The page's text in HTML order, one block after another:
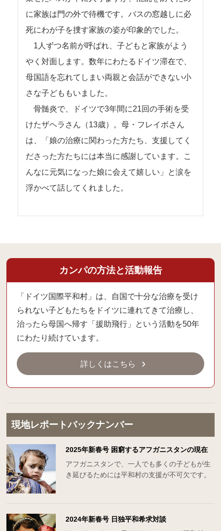
に家族は門の外で待機です。バスの窓越しに必
死にわが子を捜す家族の姿が印象的でした。
1人ずつ名前が呼ばれ、子どもと家族がよう
やく対面します。数年にわたるドイツ滞在で、
母国語を忘れてしまい両親と会話ができない小
さな子どももいました。
骨髄炎で、ドイツで3年間に21回の手術を受
けたザヘラさん（13歳）。母・フレイボさん
は、「娘の治療に関わった方たち、支援してく
ださった方たちには本当に感謝しています。こ
んなに元気になった娘に会えて嬉しい」と涙を
浮かべて話してくれました。
カンパの方法と活動報告
「ドイツ国際平和村」は、自国で十分な治療を受け
られない子どもたちをドイツに連れてきて治療し、
治ったら母国へ帰す「援助飛行」という活動を50年
にわたり続けています。
詳しくはこちら
現地レポートバックナンバー
2025年新春号 困窮するアフガニスタンの現在
アフガニスタンで、一人でも多くの子どもが生
き延びるためには平和村の支援が不可欠です。
2024年新春号 日独平和希求対談